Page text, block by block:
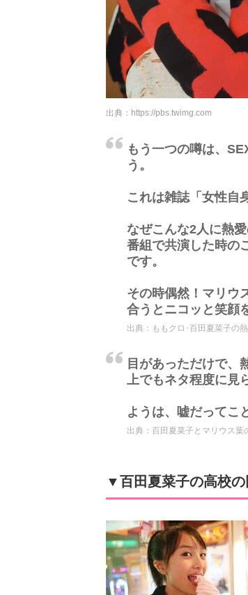
出典： https://pbs.twimg.com
もう一つの噂は、
う。
これは雑誌「女性自
なぜこんな2人に熱
番組で共演した時の
です。
その時偶然！マリウ
合うとニコッと笑顔
出典： ももクロ･百田夏菜子の
目があっただけで、
上でもネタ程度に見
ようは、嘘だってこ
出典： 百田夏菜子とマリウス葉
▼百田夏菜子の高校の